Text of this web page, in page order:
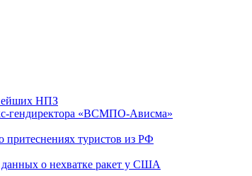
НПЗ
гендиректора «ВСМПО-Ависма»
притеснениях туристов из РФ
о нехватке ракет у США